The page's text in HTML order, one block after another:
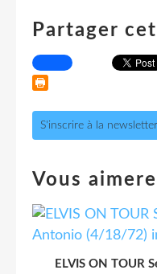
Partager
S'inscrire à la newsletter
Vous
ELVIS ON TOUR